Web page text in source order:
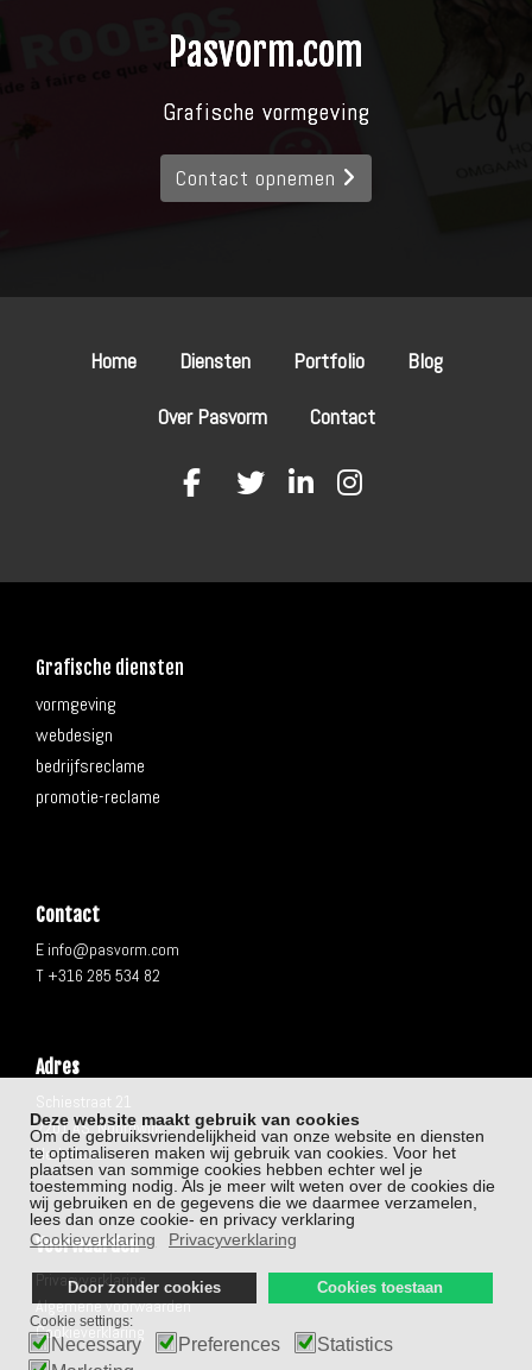
Deze website maakt gebruik van cookies
Om de gebruiksvriendelijkheid van onze website en diensten
te optimaliseren maken wij gebruik van cookies. Voor het
plaatsen van sommige cookies hebben echter wel je
toestemming nodig. Als je meer wilt weten over de cookies die
wij gebruiken en de gegevens die we daarmee verzamelen,
lees dan onze cookie- en privacy verklaring
Cookieverklaring
Privacyverklaring
Door zonder cookies Cookies toestaan
Cookie settings:
Necessary Preferences
Statistics
Pasvorm.com
Grafische vormgeving
Contact opnemen
Home Diensten Portfolio Blog
Over Pasvorm Contact
fab
fab fab fab
Grafische diensten
vormgeving
webdesign
bedrijfsreclame
promotie-reclame
Contact
E info@pasvorm.com
T +316 285 534 82
Adres
Schiestraat 21
2201 AS Noordwijk
Nederland
Voorwaarden
Privacyverklaring
Algemene voorwaarden
Cookieverklaring